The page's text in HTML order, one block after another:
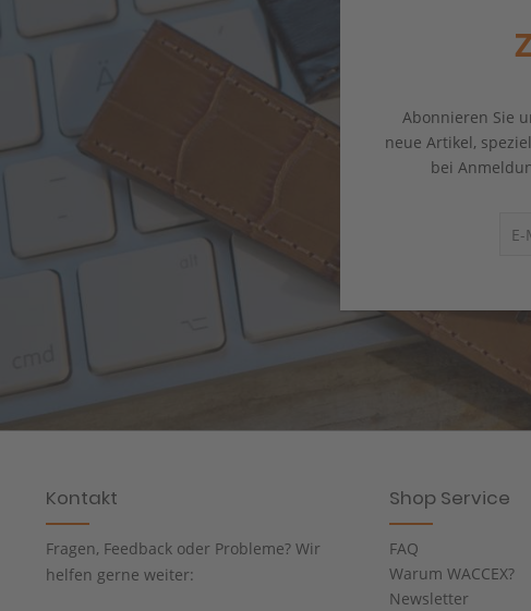
Abonnieren Sie
neue Artikel,
bei
Kontakt
Fragen, Feedback oder Probleme? Wir
helfen gerne weiter:
Shop Service
FAQ
Warum WACCEX?
Newsletter